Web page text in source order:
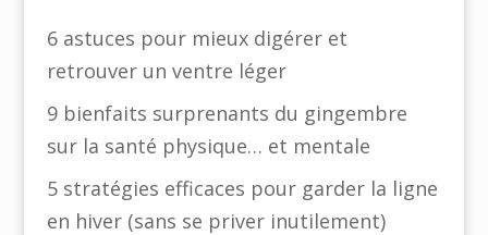
6 astuces pour mieux digérer et
retrouver un ventre léger
9 bienfaits surprenants du gingembre
sur la santé physique… et mentale
5 stratégies efficaces pour garder la ligne
en hiver (sans se priver inutilement)